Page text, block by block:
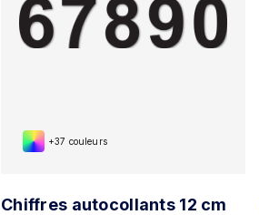
+37 couleurs
Chiffres autocollants 12 cm